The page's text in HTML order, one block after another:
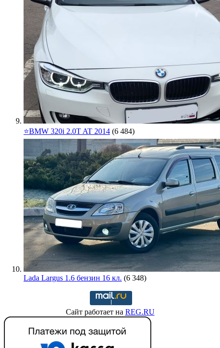
⭐️BMW 320i 2.0T AT 2014 (6 484)
Lada Largus 1.6 бензин 16 кл. (6 348)
Сайт работает на REG.RU